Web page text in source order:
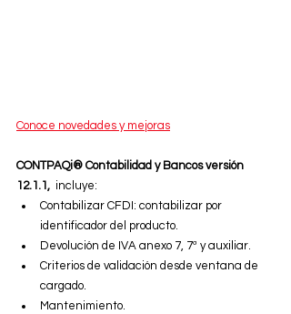
Conoce novedades y mejoras
CONTPAQi® Contabilidad y Bancos versión
12.1.1, incluye:
Contabilizar CFDI: contabilizar por
identificador del producto.
Devolución de IVA anexo 7, 7ª y auxiliar.
Criterios de validación desde ventana de
cargado.
Mantenimiento.